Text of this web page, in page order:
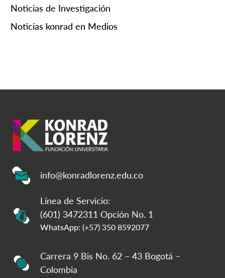
Noticias de Investigación
Noticias konrad en Medios
info@konradlorenz.edu.co
Línea de Servicio:
(601) 3472311 Opción No. 1
WhatsApp: (+57) 350 8592077
Carrera 9 Bis No. 62 – 43 Bogotá –
Colombia